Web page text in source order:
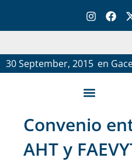
30 September, 2015 en
Convenio
AHT y